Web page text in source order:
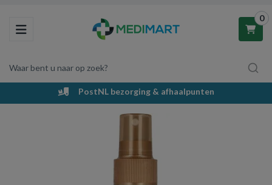
Toggle navigation
Waar bent u naar op zoek?
0
Winkelwagen
Uw winkelwagen is leeg.
PostNL bezorging & afhaalpunten